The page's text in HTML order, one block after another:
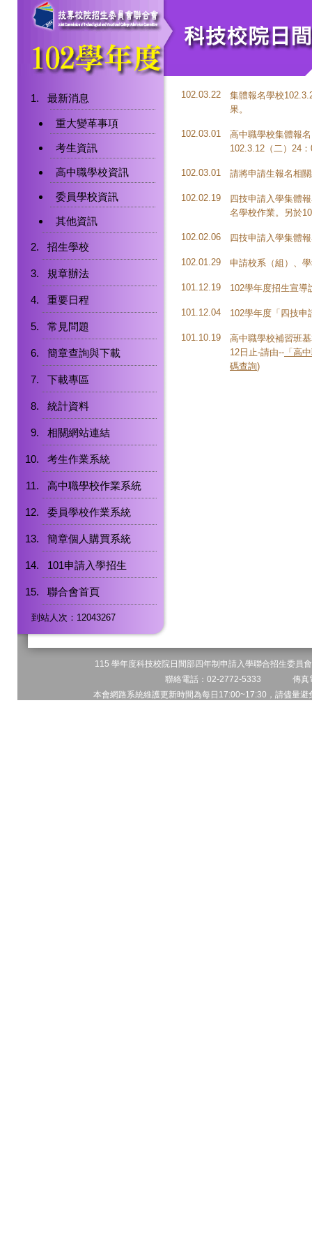
最新消息
重大變革事項
考生資訊
高中職學校資訊
委員學校資訊
其他資訊
招生學校
規章辦法
重要日程
常見問題
簡章查詢與下載
下載專區
統計資料
相關網站連結
考生作業系統
高中職學校作業系統
委員學校作業系統
簡章個人購買系統
101申請入學招生
聯合會首頁
到站人次：12043267
102.03.22
集體報名學校
果。
102.03.01
高中職學校集體報
102.3.12（二）24
102.03.01 請將申請生報名相
102.02.19
四技申請入學集體
名學校作業。另於
102.02.06 四技申請入學集體
102.01.29 申請校系（組）、
101.12.19 102學年度招生宣導
101.12.04 102學年度「四技申
101.10.19
高中職學校補習班
12日止-請由-- 「高
碼查詢)
115 學年度科技校院日間部四年制申請入學聯合招生委
聯絡電話：02-2772-5333 傳
本會網路系統維護更新時間為每日17:00~17:30，請儘量